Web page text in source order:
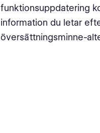
funktionsuppdatering
information du letar
översättningsminne-